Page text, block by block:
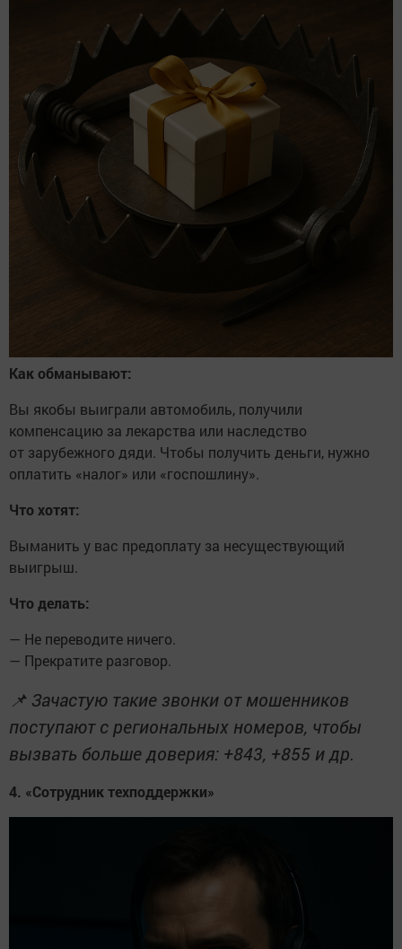
Как обманывают:
Вы якобы выиграли автомобиль, получили
компенсацию за лекарства или наследство
от зарубежного дяди. Чтобы получить деньги, нужно
оплатить «налог» или «госпошлину».
Что хотят:
Выманить у вас предоплату за несуществующий
выигрыш.
Что делать:
— Не переводите ничего.
— Прекратите разговор.
📌 Зачастую такие звонки от мошенников
поступают с региональных номеров, чтобы
вызвать больше доверия: +843, +855 и др.
4. «Сотрудник техподдержки»